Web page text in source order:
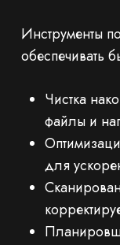
Инструменты
обеспечивать
Чистка
файлы и
для